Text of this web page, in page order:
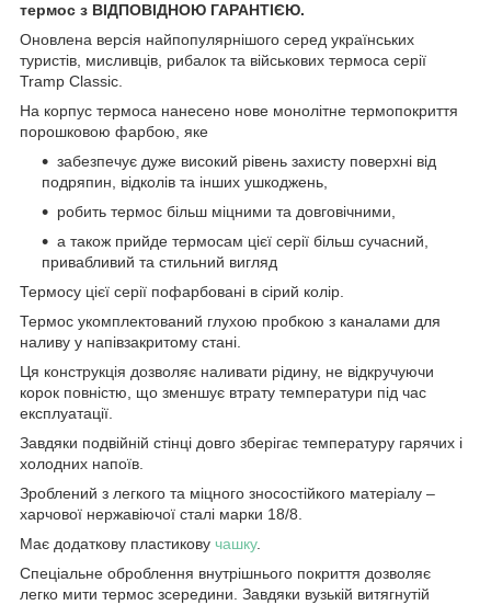
термос з ВІДПОВІДНОЮ ГАРАНТІЄЮ.
Оновлена версія найпопулярнішого серед українських
туристів, мисливців, рибалок та військових термоса серії
Tramp Classic.
На корпус термоса нанесено нове монолітне термопокриття
порошковою фарбою, яке
забезпечує дуже високий рівень захисту поверхні від
подряпин, відколів та інших ушкоджень,
робить термос більш міцними та довговічними,
а також прийде термосам цієї серії більш сучасний,
привабливий та стильний вигляд
Термосу цієї серії пофарбовані в сірий колір.
Термос укомплектований глухою пробкою з каналами для
наливу у напівзакритому стані.
Ця конструкція дозволяє наливати рідину, не відкручуючи
корок повністю, що зменшує втрату температури під час
експлуатації.
Завдяки подвійній стінці довго зберігає температуру гарячих і
холодних напоїв.
Зроблений з легкого та міцного зносостійкого матеріалу –
харчової нержавіючої сталі марки 18/8.
Має додаткову пластикову чашку.
Спеціальне оброблення внутрішнього покриття дозволяє
легко мити термос зсередини. Завдяки вузькій витягнутій